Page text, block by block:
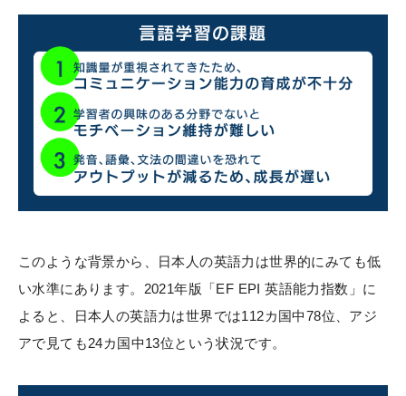
このような背景から、日本人の英語力は世界的にみても低
い水準にあります。2021年版「EF EPI 英語能力指数」に
よると、日本人の英語力は世界では112カ国中78位、アジ
アで見ても24カ国中13位という状況です。